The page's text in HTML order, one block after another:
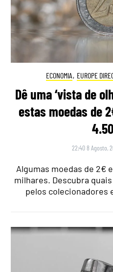
ECONOMIA, EUROPE
Dê uma ‘vista de
estas moedas de
22:40 8 Agosto,
Algumas moedas de 2€
milhares. Descubra
pelos colecionadores